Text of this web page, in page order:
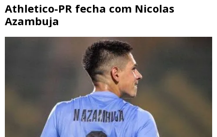
Athletico-PR fecha com Nicolas
Azambuja